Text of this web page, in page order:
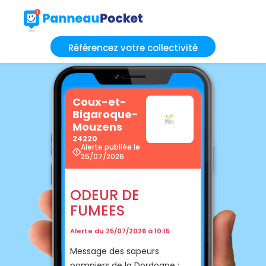
Référencez votre collectivité
Coux-et-
Bigaroque-
Mouzens
24220
Alerte publiée le
25/07/2026
ODEUR DE
FUMEES
Alerte du 25/07/2026 à 10:15
Message des sapeurs